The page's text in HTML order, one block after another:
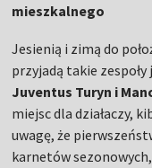
mieszkalnego
Jesienią i zimą do
przyjadą takie zespoły
Juventus Turyn i
miejsc dla działaczy,
uwagę, że
karnetów